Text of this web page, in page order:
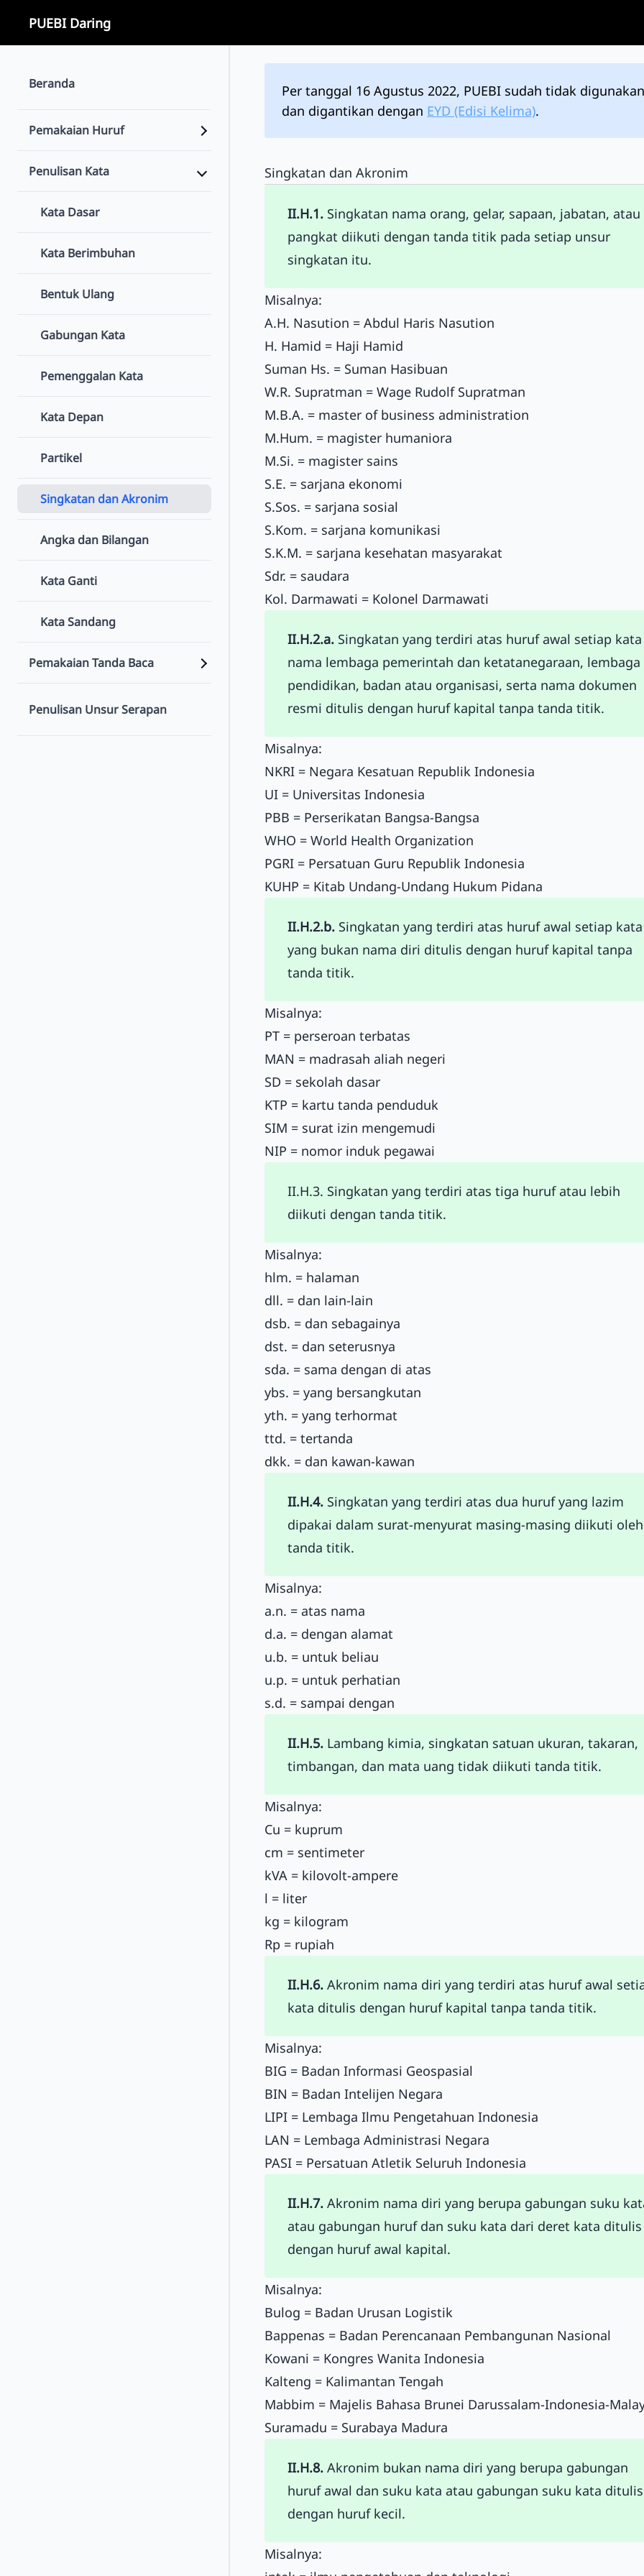
PUEBI Daring
Beranda
Pemakaian Huruf
Penulisan Kata
Kata Dasar
Kata Berimbuhan
Bentuk Ulang
Gabungan Kata
Pemenggalan Kata
Kata Depan
Partikel
Singkatan dan Akronim
Angka dan Bilangan
Kata Ganti
Kata Sandang
Pemakaian Tanda Baca
Penulisan Unsur Serapan
Per tanggal 16 Agustus 2022, PUEBI sudah tidak digunakan
dan digantikan dengan EYD (Edisi Kelima).
Singkatan dan Akronim
II.H.1. Singkatan nama orang, gelar, sapaan, jabatan, atau
pangkat diikuti dengan tanda titik pada setiap unsur
singkatan itu.
Misalnya:
A.H. Nasution = Abdul Haris Nasution
H. Hamid = Haji Hamid
Suman Hs. = Suman Hasibuan
W.R. Supratman = Wage Rudolf Supratman
M.B.A. = master of business administration
M.Hum. = magister humaniora
M.Si. = magister sains
S.E. = sarjana ekonomi
S.Sos. = sarjana sosial
S.Kom. = sarjana komunikasi
S.K.M. = sarjana kesehatan masyarakat
Sdr. = saudara
Kol. Darmawati = Kolonel Darmawati
II.H.2.a. Singkatan yang terdiri atas huruf awal setiap kata
nama lembaga pemerintah dan ketatanegaraan, lembaga
pendidikan, badan atau organisasi, serta nama dokumen
resmi ditulis dengan huruf kapital tanpa tanda titik.
Misalnya:
NKRI = Negara Kesatuan Republik Indonesia
UI = Universitas Indonesia
PBB = Perserikatan Bangsa-Bangsa
WHO = World Health Organization
PGRI = Persatuan Guru Republik Indonesia
KUHP = Kitab Undang-Undang Hukum Pidana
II.H.2.b. Singkatan yang terdiri atas huruf awal setiap kata
yang bukan nama diri ditulis dengan huruf kapital tanpa
tanda titik.
Misalnya:
PT = perseroan terbatas
MAN = madrasah aliah negeri
SD = sekolah dasar
KTP = kartu tanda penduduk
SIM = surat izin mengemudi
NIP = nomor induk pegawai
II.H.3. Singkatan yang terdiri atas tiga huruf atau lebih
diikuti dengan tanda titik.
Misalnya:
hlm. = halaman
dll. = dan lain-lain
dsb. = dan sebagainya
dst. = dan seterusnya
sda. = sama dengan di atas
ybs. = yang bersangkutan
yth. = yang terhormat
ttd. = tertanda
dkk. = dan kawan-kawan
II.H.4. Singkatan yang terdiri atas dua huruf yang lazim
dipakai dalam surat-menyurat masing-masing diikuti oleh
tanda titik.
Misalnya:
a.n. = atas nama
d.a. = dengan alamat
u.b. = untuk beliau
u.p. = untuk perhatian
s.d. = sampai dengan
II.H.5. Lambang kimia, singkatan satuan ukuran, takaran,
timbangan, dan mata uang tidak diikuti tanda titik.
Misalnya:
Cu = kuprum
cm = sentimeter
kVA = kilovolt-ampere
l = liter
kg = kilogram
Rp = rupiah
II.H.6. Akronim nama diri yang terdiri atas huruf awal
kata ditulis dengan huruf kapital tanpa tanda titik.
Misalnya:
BIG = Badan Informasi Geospasial
BIN = Badan Intelijen Negara
LIPI = Lembaga Ilmu Pengetahuan Indonesia
LAN = Lembaga Administrasi Negara
PASI = Persatuan Atletik Seluruh Indonesia
II.H.7. Akronim nama diri yang berupa gabungan suku
atau gabungan huruf dan suku kata dari deret kata ditulis
dengan huruf awal kapital.
Misalnya:
Bulog = Badan Urusan Logistik
Bappenas = Badan Perencanaan Pembangunan Nasional
Kowani = Kongres Wanita Indonesia
Kalteng = Kalimantan Tengah
Mabbim = Majelis Bahasa Brunei Darussalam-Indonesia-
Suramadu = Surabaya Madura
II.H.8. Akronim bukan nama diri yang berupa gabungan
huruf awal dan suku kata atau gabungan suku kata ditulis
dengan huruf kecil.
Misalnya: